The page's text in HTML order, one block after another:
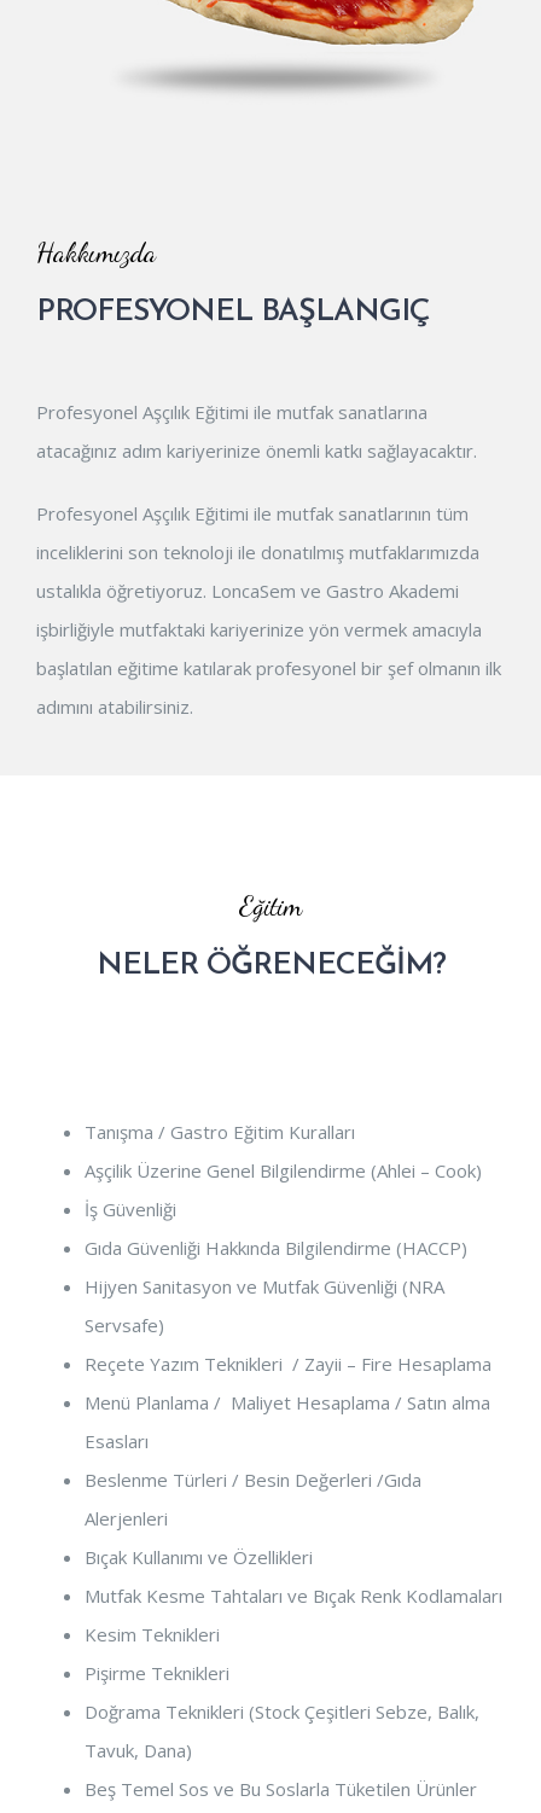
Hakkımızda
PROFESYONEL BAŞLANGIÇ
Profesyonel Aşçılık Eğitimi ile mutfak sanatlarına
atacağınız adım kariyerinize önemli katkı sağlayacaktır.
Profesyonel Aşçılık Eğitimi ile mutfak sanatlarının tüm
inceliklerini son teknoloji ile donatılmış mutfaklarımızda
ustalıkla öğretiyoruz. LoncaSem ve Gastro Akademi
işbirliğiyle mutfaktaki kariyerinize yön vermek amacıyla
başlatılan eğitime katılarak profesyonel bir şef olmanın ilk
adımını atabilirsiniz.
Eğitim
NELER ÖĞRENECEĞİM?
Tanışma / Gastro Eğitim Kuralları
Aşçilik Üzerine Genel Bilgilendirme (Ahlei – Cook)
İş Güvenliği
Gıda Güvenliği Hakkında Bilgilendirme (HACCP)
Hijyen Sanitasyon ve Mutfak Güvenliği (NRA
Servsafe)
Reçete Yazım Teknikleri / Zayii – Fire Hesaplama
Menü Planlama / Maliyet Hesaplama / Satın alma
Esasları
Beslenme Türleri / Besin Değerleri /Gıda
Alerjenleri
Bıçak Kullanımı ve Özellikleri
Mutfak Kesme Tahtaları ve Bıçak Renk Kodlamaları
Kesim Teknikleri
Pişirme Teknikleri
Doğrama Teknikleri (Stock Çeşitleri Sebze, Balık,
Tavuk, Dana)
Beş Temel Sos ve Bu Soslarla Tüketilen Ürünler